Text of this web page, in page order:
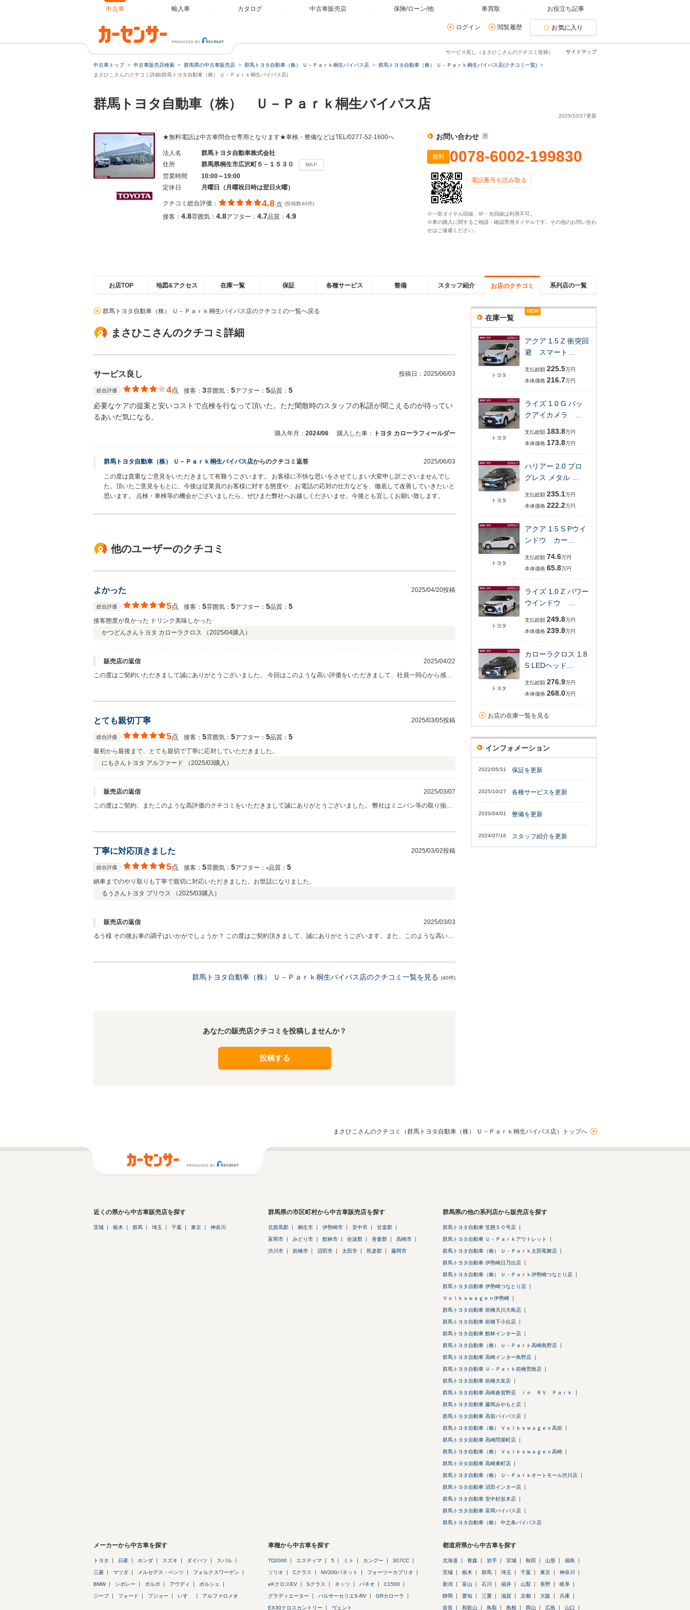
中古車 輸入車 カタログ 中古車販売店 保険/ローン/他 車買取 お役立ち記事
ログイン 閲覧履歴 お気に入り
サイトマップ
サービス良し（まさひこさんのクチコミ投稿）
中古車トップ 中古車販売店検索 群馬県の中古車販売店 群馬トヨタ自動車（株） Ｕ－Ｐａｒｋ桐生バイパス店
群馬トヨタ自動車（株） Ｕ－Ｐａｒｋ桐生バイパス店(クチコミ一覧)
まさひこさんのクチコミ詳細(群馬トヨタ自動車（株） Ｕ－Ｐａｒｋ桐生バイパス店)
群馬トヨタ自動車（株） Ｕ－Ｐａｒｋ桐生バイパス店
2025/10/27更新
★無料電話は中古車問合せ専用となります★車検・整備などはTEL/0277‐52‐1600へ
法人名
群馬トヨタ自動車株式会社
住所
群馬県桐生市広沢町５－１５３０ MAP
営業時間
10:00～19:00
定休日
月曜日（月曜祝日時は翌日火曜）
クチコミ総合評価： 4.8 点 (投稿数40件)
接客： 4.8雰囲気： 4.8アフター： 4.7品質： 4.9
お問い合わせ
無料 0078-6002-199830
電話番号を読み取る
※一部ダイヤル回線、IP・光回線は利用不可。
※車の購入に関するご相談・確認専用ダイヤルです。その他のお問い合わ
せはご遠慮ください。
お店TOP 地図&アクセス 在庫一覧 保証 各種サービス 整備 スタッフ紹介 お店のクチコミ 系列店の一覧
群馬トヨタ自動車（株） Ｕ－Ｐａｒｋ桐生バイパス店のクチコミの一覧へ戻る
まさひこさんのクチコミ詳細
サービス良し 投稿日： 2025/06/03
総合評価 4点 接客： 3雰囲気： 5アフター： 5品質： 5
必要なケアの提案と安いコストで点検を行なって頂いた。ただ閑散時のスタッフの私語が聞こえるのが待ってい
るあいだ気になる。
購入年月： 2024/06 購入した車： トヨタ カローラフィールダー
群馬トヨタ自動車（株） Ｕ－Ｐａｒｋ桐生バイパス店からのクチコミ返答 2025/06/03
この度は貴重なご意見をいただきまして有難うございます。 お客様に不快な思いをさせてしまい大変申し訳ございませんでし
た。頂いたご意見をもとに、今後は従業員のお客様に対する態度や、お電話の応対の仕方などを、徹底して改善していきたいと
思います。 点検・車検等の機会がございましたら、ぜひまた弊社へお越しくださいませ。今後とも宜しくお願い致します。
他のユーザーのクチコミ
よかった 2025/04/20投稿
総合評価 5点 接客： 5雰囲気： 5アフター： 5品質： 5
接客態度が良かった ドリンク美味しかった
かつどんさん トヨタ カローラクロス （2025/04購入）
販売店の返信
2025/04/22
この度はご契約いただきまして誠にありがとうございました。 今回はこのような高い評価をいただきまして、社員一同心から感謝
とても親切丁寧 2025/03/05投稿
総合評価 5点 接客： 5雰囲気： 5アフター： 5品質： 5
最初から最後まで、とても親切で丁寧に応対していただきました。
にもさん トヨタ アルファード （2025/03購入）
販売店の返信
2025/03/07
この度はご契約、またこのような高評価のクチコミをいただきまして誠にありがとうございました。 弊社はミニバン等の取り揃え
くお願い致します。
丁寧に対応頂きました 2025/03/02投稿
総合評価 5点 接客： 5雰囲気： 5アフター： ‐品質： 5
納車までのやり取りも丁寧で親切に対応いただきました。お世話になりました。
るうさん トヨタ プリウス （2025/03購入）
販売店の返信
2025/03/03
るう様 その後お車の調子はいかがでしょうか？ この度はご契約頂きまして、誠にありがとうございます。また、このような高い評
群馬トヨタ自動車（株） Ｕ－Ｐａｒｋ桐生バイパス店のクチコミ一覧を見る (40件)
あなたの販売店クチコミを投稿しませんか？
投稿する
在庫一覧
トヨタ
NEW
アクア 1.5 Z 衝突回
避 スマート…
支払総額 225.5万円
本体価格 216.7万円
トヨタ
NEW
ライズ 1.0 G バッ
クアイカメラ …
支払総額 183.8万円
本体価格 173.8万円
トヨタ
NEW
ハリアー 2.0 プロ
グレス メタル …
支払総額 235.1万円
本体価格 222.2万円
トヨタ
NEW
アクア 1.5 S Pウイ
ンドウ カー…
支払総額 74.6万円
本体価格 65.8万円
トヨタ
NEW
ライズ 1.0 Z パワー
ウインドウ …
支払総額 249.8万円
本体価格 239.8万円
トヨタ
NEW
カローラクロス 1.8
S LEDヘッド…
支払総額 276.9万円
本体価格 268.0万円
お店の在庫一覧を見る
インフォメーション
2022/05/31 保証を更新
2025/10/27 各種サービスを更新
2020/04/01 整備を更新
2024/07/16 スタッフ紹介を更新
まさひこさんのクチコミ（群馬トヨタ自動車（株） Ｕ－Ｐａｒｋ桐生バイパス店）トップへ
近くの県から中古車販売店を探す
茨城 栃木 群馬 埼玉 千葉 東京 神奈川
群馬県の市区町村から中古車販売店を探す
北群馬郡 桐生市 伊勢崎市 安中市 甘楽郡
富岡市 みどり市 館林市 佐波郡 吾妻郡 高崎市
渋川市 前橋市 沼田市 太田市 邑楽郡 藤岡市
群馬県の他の系列店から販売店を探す
群馬トヨタ自動車 笠懸５０号店
群馬トヨタ自動車 Ｕ－Ｐａｒｋアウトレット
群馬トヨタ自動車（株） Ｕ－Ｐａｒｋ太田竜舞店
群馬トヨタ自動車 伊勢崎日乃出店
群馬トヨタ自動車（株） Ｕ－Ｐａｒｋ伊勢崎つなとり店
群馬トヨタ自動車 伊勢崎つなとり店
Ｖｏｌｋｓｗａｇｅｎ伊勢崎
群馬トヨタ自動車 前橋天川大島店
群馬トヨタ自動車 前橋下小出店
群馬トヨタ自動車 館林インター店
群馬トヨタ自動車（株） Ｕ－Ｐａｒｋ高崎島野店
群馬トヨタ自動車 高崎インター島野店
群馬トヨタ自動車 Ｕ－Ｐａｒｋ前橋荒牧店
群馬トヨタ自動車 前橋大友店
群馬トヨタ自動車 高崎倉賀野店 ｉｎ ＲＶ Ｐａｒｋ
群馬トヨタ自動車 藤岡みやもと店
群馬トヨタ自動車 高前バイパス店
群馬トヨタ自動車（株） Ｖｏｌｋｓｗａｇｅｎ高前
群馬トヨタ自動車 高崎問屋町店
群馬トヨタ自動車（株） Ｖｏｌｋｓｗａｇｅｎ高崎
群馬トヨタ自動車 高崎東町店
群馬トヨタ自動車（株） Ｕ－Ｐａｒｋオートモール渋川店
群馬トヨタ自動車 沼田インター店
群馬トヨタ自動車 安中杉並木店
群馬トヨタ自動車 富岡バイパス店
群馬トヨタ自動車（株） 中之条バイパス店
メーカーから中古車を探す
トヨタ 日産 ホンダ スズキ ダイハツ スバル
三菱 マツダ メルセデス・ベンツ フォルクスワーゲン
BMW シボレー ボルボ アウディ ポルシェ
ジープ フォード プジョー いすゞ アルファロメオ
車種から中古車を探す
TD2000 エスティマ 5 ミト カングー 307CC
ソリオ Cクラス NV200バネット フォーツーカブリオ
eKクロスEV Sクラス ネッソ バネオ C1500
グラディエーター パルサーセリエS-RV GRカローラ
EX30クロスカントリー ヴェント
都道府県から中古車を探す
北海道 青森 岩手 宮城 秋田 山形 福島
茨城 栃木 群馬 埼玉 千葉 東京 神奈川
新潟 富山 石川 福井 山梨 長野 岐阜
静岡 愛知 三重 滋賀 京都 大阪 兵庫
奈良 和歌山 鳥取 島根 岡山 広島 山口